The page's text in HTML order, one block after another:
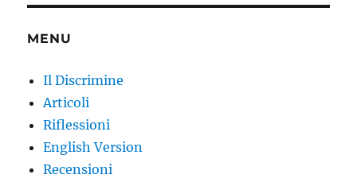
MENU
Il Discrimine
Articoli
Riflessioni
English Version
Recensioni